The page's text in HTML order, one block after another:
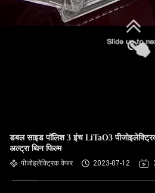
डबल साइड पॉलिश 3 इंच LiTaO3
अल्ट्रा थिन फिल्म
पीजोइलेक्ट्रिक वेफर 2023-07-12